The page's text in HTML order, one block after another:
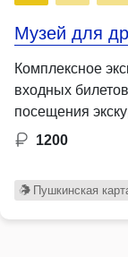
Музей для
Комплексное
входных
посещения
1200
Пушкинская